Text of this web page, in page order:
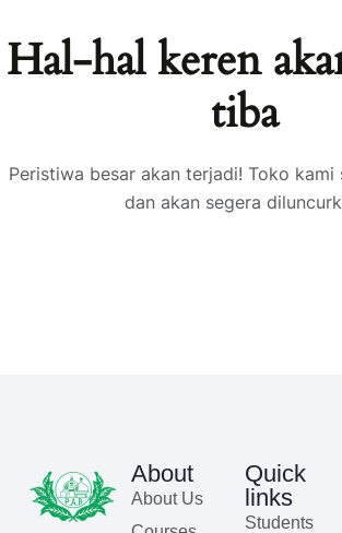
Hal-hal keren
tiba
Peristiwa besar akan terjadi! Toko kami
dan akan segera
About
About Us
Quick
links
Students